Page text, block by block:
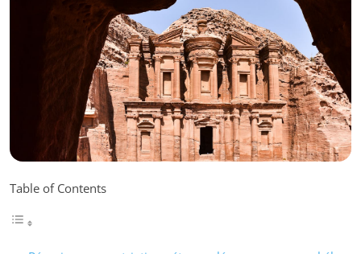
Table of Contents